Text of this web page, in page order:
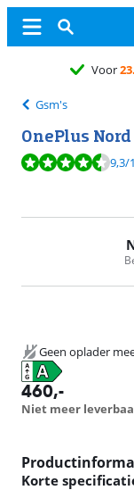
Voor
Gsm's
OnePlus Nord
Beoordeling is 9,39,3/
Geen oplader
460,-
Niet meer
Korte